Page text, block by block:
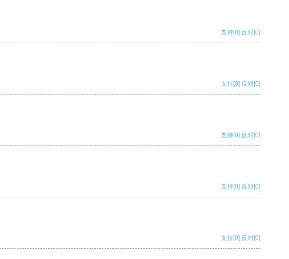
支持[0] 反对[0]
支持[0] 反对[0]
支持[0] 反对[0]
支持[0] 反对[0]
支持[0] 反对[0]